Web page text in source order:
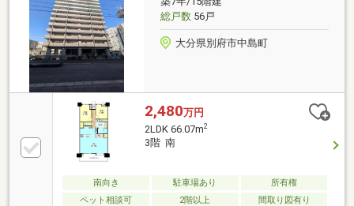
況は都度確認を要す！
総戸数56戸
大分県別府市中島町
2,480万円
2LDK 66.07m2
3階 南
南向き 駐車場あり
所有権
ペット相談可
2階以上 間取り図有り